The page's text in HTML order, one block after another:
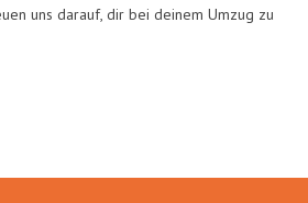
uns darauf, dir bei deinem Umzug zu